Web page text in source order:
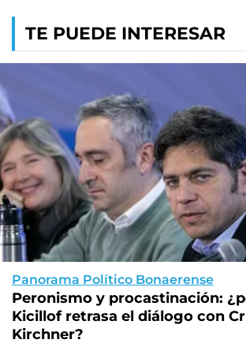
TE PUEDE INTERESAR
Panorama Político Bonaerense
Peronismo y procastinación:
Kicillof retrasa el diálogo con
Kirchner?